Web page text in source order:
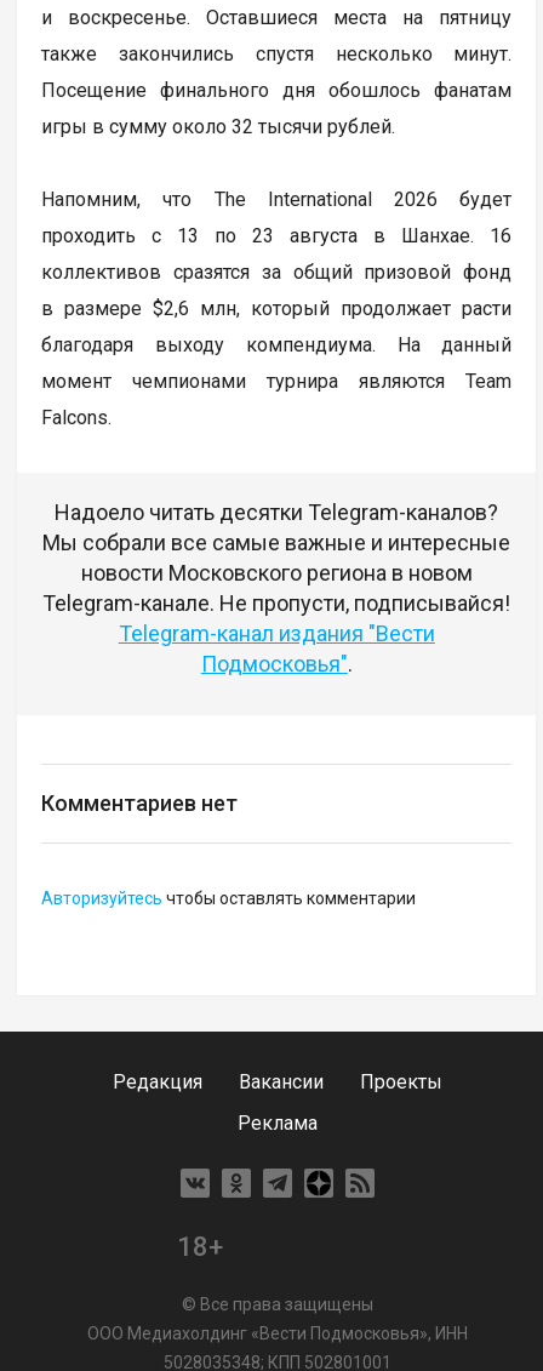
и воскресенье. Оставшиеся места на пятницу
также закончились спустя несколько минут.
Посещение финального дня обошлось фанатам
игры в сумму около 32 тысячи рублей.
Напомним, что The International 2026 будет
проходить с 13 по 23 августа в Шанхае. 16
коллективов сразятся за общий призовой фонд
в размере $2,6 млн, который продолжает расти
благодаря выходу компендиума. На данный
момент чемпионами турнира являются Team
Falcons.
Надоело читать десятки Telegram-каналов?
Мы собрали все самые важные и интересные
новости Московского региона в новом
Telegram-канале. Не пропусти, подписывайся!
Telegram-канал издания "Вести
Подмосковья".
Комментариев нет
Авторизуйтесь чтобы оставлять комментарии
Редакция Вакансии
Проекты
Реклама
18+
© Все права защищены
ООО Медиахолдинг «Вести Подмосковья», ИНН
5028035348; КПП 502801001